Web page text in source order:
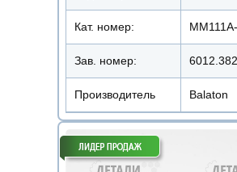
Кат. номер: ММ111А-
Зав. номер:
Производитель Balaton